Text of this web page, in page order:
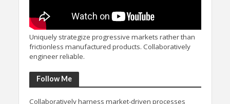
Uniquely strategize progressive markets rather than
frictionless manufactured products. Collaboratively
engineer reliable.
Follow Me
Collaboratively harness market-driven processes